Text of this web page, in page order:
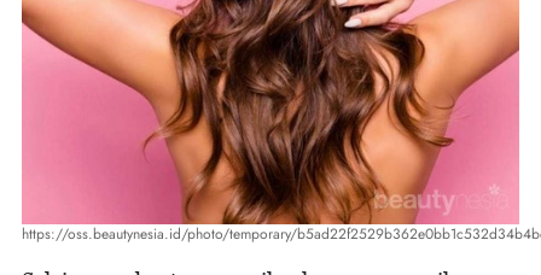
https://oss.beautynesia.id/photo/temporary/